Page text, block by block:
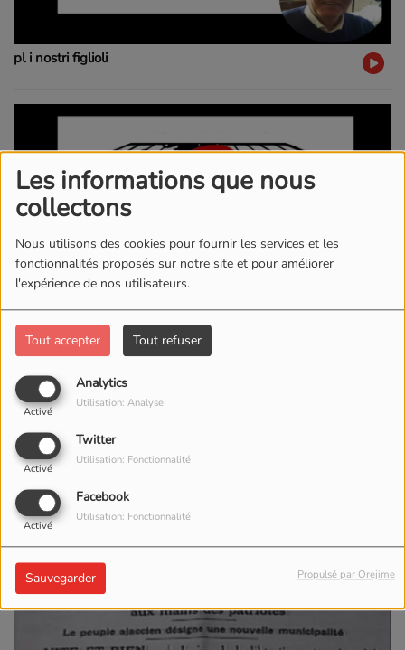
Les informations que nous
collectons
Nous utilisons des cookies pour fournir les services et les
fonctionnalités proposés sur notre site et pour améliorer
l'expérience de nos utilisateurs.
Tout accepter Tout refuser
Analytics
Activé
Utilisation: Analyse
Twitter
Activé
Utilisation: Fonctionnalité
Facebook
Activé
Utilisation: Fonctionnalité
Sauvegarder Propulsé par Orejime
pl i nostri figlioli